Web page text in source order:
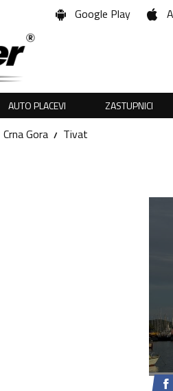
Google Play
AUTO PLACEVI ZASTUPNICI
Crna Gora Tivat